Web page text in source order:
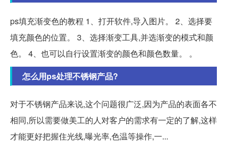
ps填充渐变色的教程 1、打开软件,导入图片。 2、选择要
填充颜色的位置。 3、选择渐变工具,并选渐变的模式和颜
色。 4、也可以自行设置渐变的颜色和颜色数量。 。
怎么用ps处理不锈钢产品?
对于不锈钢产品来说,这个问题很广泛,因为产品的表面各不
相同,所以需要做美工的人对客户的需求有一定的了解,这样
才能更好把握住光线,曝光率,色温等操作,一...